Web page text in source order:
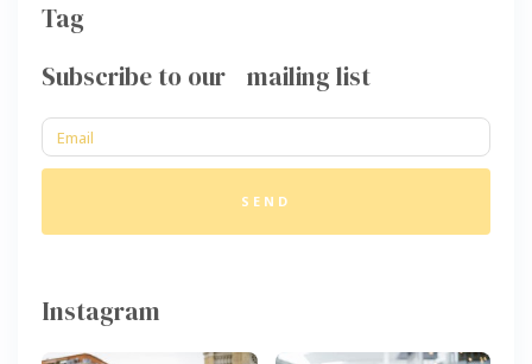
Tag
Subscribe to our mailing list
SEND
Instagram